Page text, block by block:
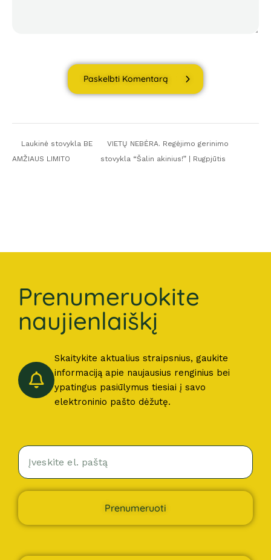
Paskelbti Komentarą
Laukinė stovykla BE
AMŽIAUS LIMITO
VIETŲ NEBĖRA. Regėjimo gerinimo
stovykla “Šalin akinius!” | Rugpjūtis
Prenumeruokite
naujienlaiškį
Skaitykite aktualius straipsnius, gaukite
informaciją apie naujausius renginius bei
ypatingus pasiūlymus tiesiai į savo
elektroninio pašto dėžutę.
Prenumeruoti